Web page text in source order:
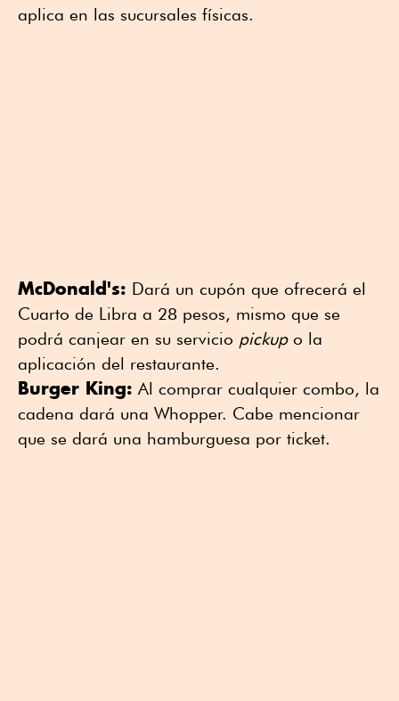
aplica en las sucursales físicas.
McDonald's: Dará un cupón que ofrecerá el
Cuarto de Libra a 28 pesos, mismo que se
podrá canjear en su servicio pickupo la
aplicación del restaurante.
Burger King: Al comprar cualquier combo, la
cadena dará una Whopper. Cabe mencionar
que se dará una hamburguesa por ticket.